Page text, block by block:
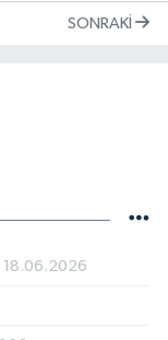
SONRAKI
18.06.2026